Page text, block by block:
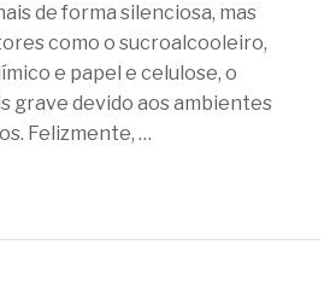
de forma silenciosa, mas
como o sucroalcooleiro,
e papel e celulose, o
grave devido aos ambientes
Felizmente, …